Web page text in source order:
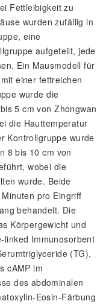
Fettleibigkeit zu
wurden zufällig in
eine
aufgeteilt, jede
Ein Mausmodell für
einer fettreichen
wurde die
5 cm von Zhongwan
die Hauttemperatur
Kontrollgruppe wurde
8 bis 10 cm von
wobei die
wurde. Beide
pro Eingriff
behandelt. Die
Körpergewicht und
linked Immunosorbent
(TG),
cAMP im
des abdominalen
Eosin-Färbung